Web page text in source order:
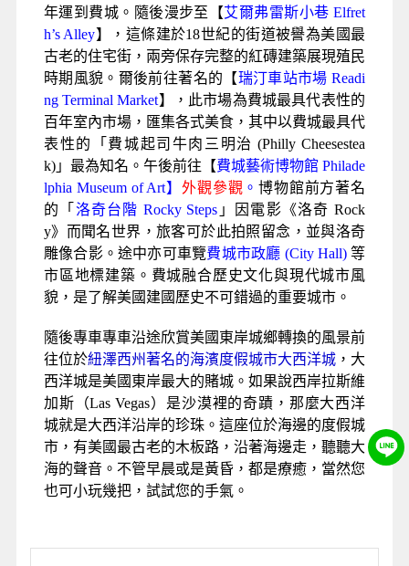
年運到費城。隨後漫步至【艾爾弗雷斯小巷 Elfret
h’s Alley】，這條建於18世紀的街道被譽為美國最
古老的住宅街，兩旁保存完整的紅磚建築展現殖民
時期風貌。爾後前往著名的【瑞汀車站市場 Readi
ng Terminal Market】，此市場為費城最具代表性的
百年室內市場，匯集各式美食，其中以費城最具代
表性的「費城起司牛肉三明治 (Philly Cheesestea
k)」最為知名。午後前往【費城藝術博物館 Philade
lphia Museum of Art】外觀參觀 。博物館前方著名
的「 洛奇台階 Rocky Steps 」因電影《洛奇 Rock
y》而聞名世界，旅客可於此拍照留念，並與洛奇
雕像合影。途中亦可車覽費城市政廳 (City Hall)等
市區地標建築。費城融合歷史文化與現代城市風
貌，是了解美國建國歷史不可錯過的重要城市。
隨後專車專車沿途欣賞美國東岸城鄉轉換的風景前
往位於紐澤西州著名的海濱度假城市大西洋城 ，大
西洋城是美國東岸最大的賭城。如果說西岸拉斯維
加斯（Las Vegas）是沙漠裡的奇蹟，那麼大西洋
城就是大西洋沿岸的珍珠。這座位於海邊的度假城
市，有美國最古老的木板路，沿著海邊走，聽聽大
海的聲音。不管早晨或是黃昏，都是療癒，當然您
也可小玩幾把，試試您的手氣。